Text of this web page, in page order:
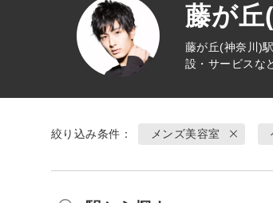
藤が丘
藤が丘(神奈川)
設・サービスな
絞り込み条件： メンズ美容室